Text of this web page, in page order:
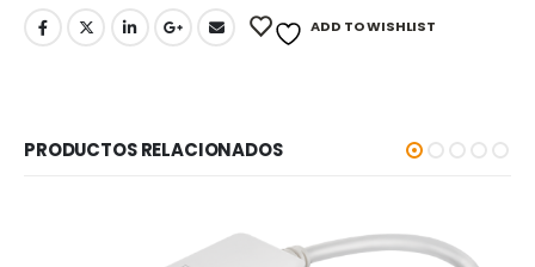
ADD TO WISHLIST
PRODUCTOS RELACIONADOS